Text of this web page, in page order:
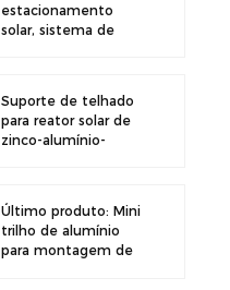
estacionamento
solar, sistema de
resistência.
Suporte de telhado
para reator solar de
zinco-alumínio-
fácil instalação.
Último produto: Mini
trilho de alumínio
para montagem de